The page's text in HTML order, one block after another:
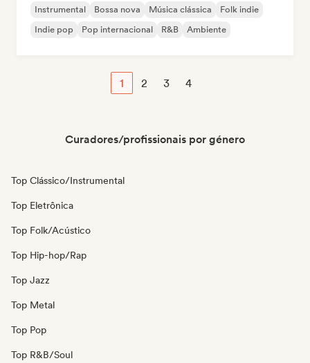
Instrumental Bossa nova Música clássica
Folk indie
Indie pop
Pop internacional R&B Ambiente
1 2 3 4
Curadores/profissionais por género
Top Clássico/Instrumental
Top Eletrônica
Top Folk/Acústico
Top Hip-hop/Rap
Top Jazz
Top Metal
Top Pop
Top R&B/Soul